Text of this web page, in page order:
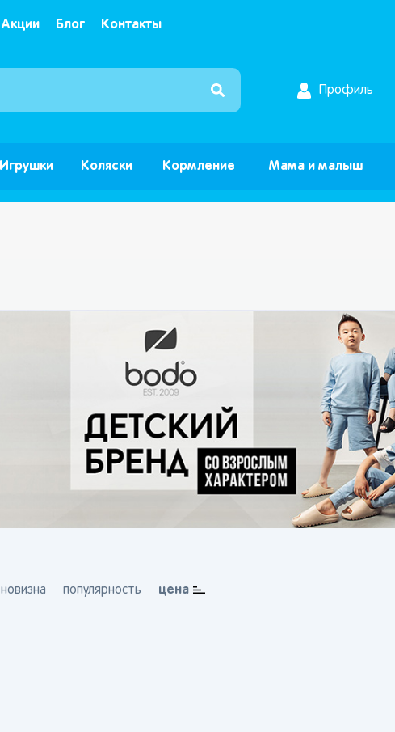
Акции Блог Контакты
Интернет магазин детских товаров и игрушек ”Бум Бум”
Профиль
Игрушки Коляски Кормление Мама и малыш
новизна популярность цена